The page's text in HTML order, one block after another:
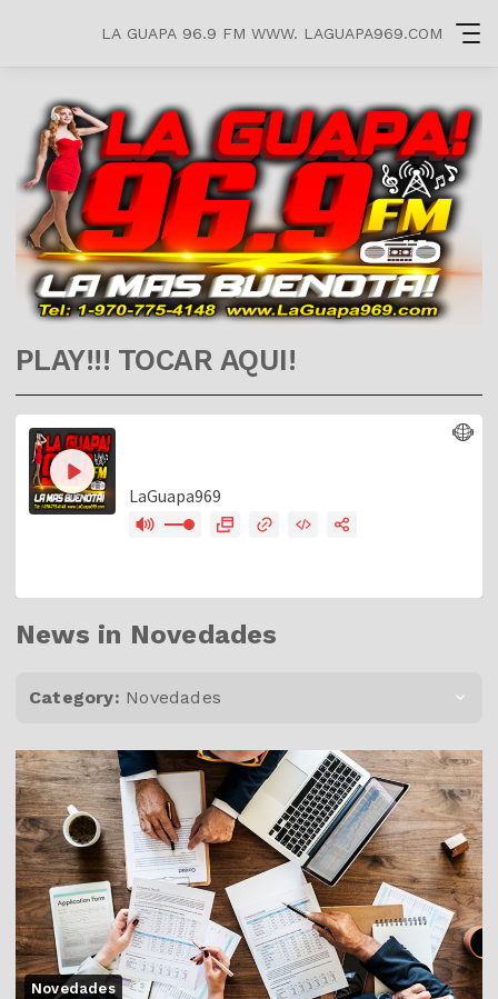
LA GUAPA 96.9 FM WWW. LAGUAPA969.COM
PLAY!!! TOCAR AQUI!
News in Novedades
Category: Novedades
Novedades